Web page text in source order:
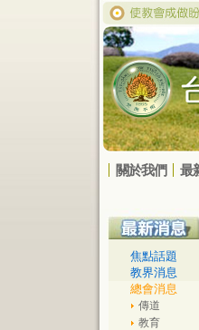
關於我們 最
焦點話題
教界消息
總會消息
傳道
教育